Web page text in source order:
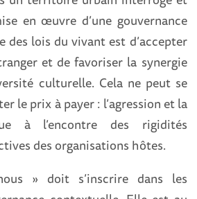
en œuvre d’une gouvernance
des lois du vivant est d’accepter
et de favoriser la synergie
culturelle. Cela ne peut se
le prix à payer : l’agression et la
à l’encontre des rigidités
des organisations hôtes.
» doit s’inscrire dans les